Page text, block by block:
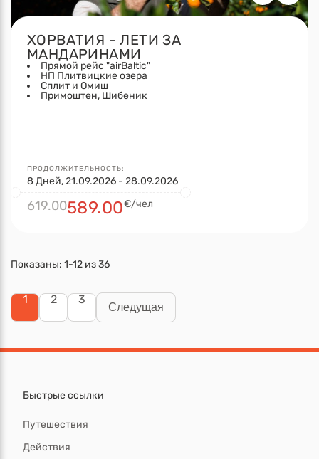
ХОРВАТИЯ - ЛЕТИ ЗА
МАНДАРИНАМИ
Прямой рейс "airBaltic"
НП Плитвицкие озера
Сплит и Омиш
Примоштен, Шибеник
ПРОДОЛЖИТЕЛЬНОСТЬ:
8 Дней, 21.09.2026 - 28.09.2026
619.00589.00€/чел
1 2 3
Следущая
Показаны: 1-12 из36
Быстрые ссылки
Путешествия
Действия